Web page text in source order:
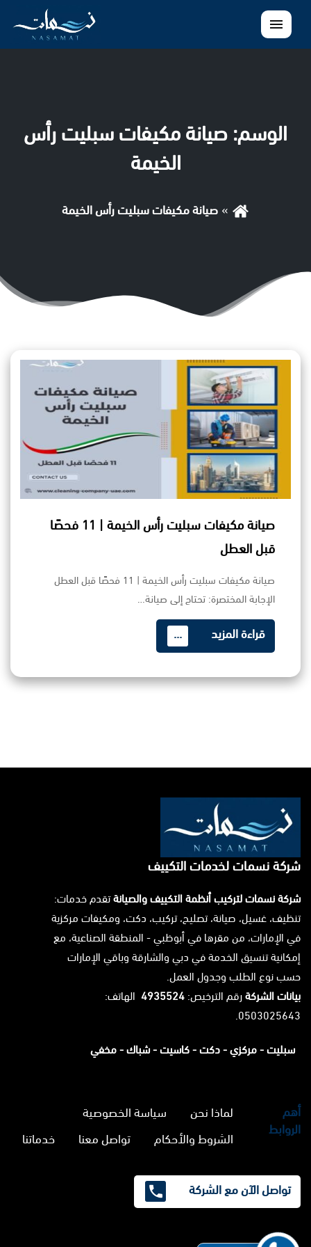
القائمة
الوسم: صيانة مكيفات سبليت رأس
الخيمة
صيانة مكيفات سبليت رأس الخيمة
صيانة مكيفات سبليت رأس الخيمة | 11 فحصًا
قبل العطل
صيانة مكيفات سبليت رأس الخيمة | 11 فحصًا قبل العطل
الإجابة المختصرة: تحتاج إلى صيانة…
قراءة المزيد ...
شركة نسمات لخدمات التكييف
شركة نسمات لتركيب أنظمة التكييف والصيانةتقدم خدمات:
تنظيف، غسيل، صيانة، تصليح، تركيب، دكت، ومكيفات مركزية
في الإمارات، من مقرها في أبوظبي - المنطقة الصناعية، مع
إمكانية تنسيق الخدمة في دبي والشارقة وباقي الإمارات
حسب نوع الطلب وجدول العمل.
بيانات الشركةرقم الترخيص: 4935524 الهاتف:
0503025643.
سبليت -مركزي -دكت -كاسيت -شباك -مخفي
أهم
الروابط
لماذا نحن
سياسة الخصوصية
الشروط والأحكام
تواصل معنا خدماتنا
تواصل الآن مع الشركة